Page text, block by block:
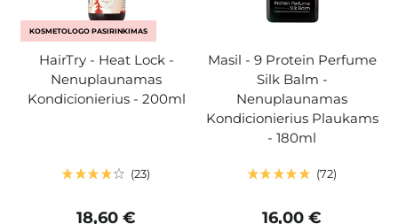
KOSMETOLOGO PASIRINKIMAS
HairTry - Heat Lock -
Nenuplaunamas
Kondicionierius - 200ml
23
18,60 €
Masil - 9 Protein Perfume
Silk Balm -
Nenuplaunamas
Kondicionierius Plaukams
- 180ml
72
16,00 €